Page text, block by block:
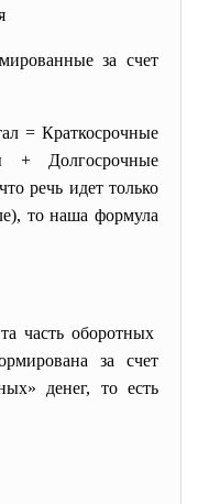
за счет
= Краткосрочные
Долгосрочные
речь идет только
то наша формула
часть оборотных
за счет
денег, то есть